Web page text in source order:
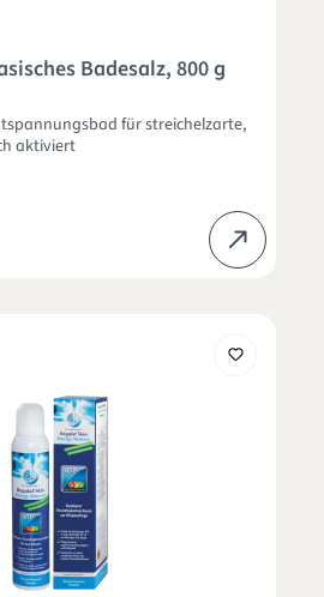
von 5 von 5 Sternen
Badesalz, 800 g
für streichelzarte,
aktiviert